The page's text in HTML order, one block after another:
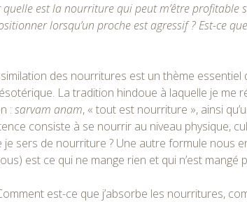
est la nourriture qui peut m’être profitable
lorsqu’un proche est agressif ? Est-ce
des nourritures est un thème essentiel
La tradition hindoue à laquelle je me
:sarvam anam, « tout est nourriture », ainsi
consiste à se nourrir au niveau physique,
sers de nourriture ? Une autre formule nous
est ce qui ne mange rien et qui n’est mangé
est-ce que j’absorbe les nourritures,